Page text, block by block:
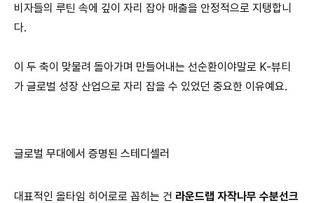
비자들의 루틴 속에 깊이 자리 잡아 매출을 안정적으로 지탱합니
다.
이 두 축이 맞물려 돌아가며 만들어내는 선순환이야말로 K-뷰티
가 글로벌 성장 산업으로 자리 잡을 수 있었던 중요한 이유예요.
글로벌 무대에서 증명된 스테디셀러
대표적인 올타임 히어로로 꼽히는 건 라운드랩 자작나무 수분선크